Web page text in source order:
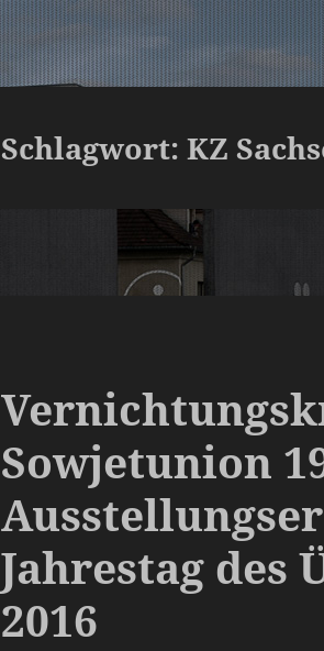
Schlagwort:KZ
Sowjetunion
Jahrestag des
2016